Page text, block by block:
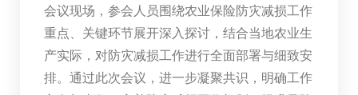
会议现场，参会人员围绕农业保险防灾减损工作
重点、关键环节展开深入探讨，结合当地农业生
产实际，对防灾减损工作进行全面部署与细致安
排。通过此次会议，进一步凝聚共识，明确工作